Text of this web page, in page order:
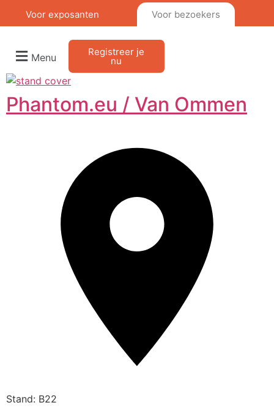
Voor exposanten Voor bezoekers
Menu Registreer je
nu
Phantom.eu / Van Ommen
Stand: B22